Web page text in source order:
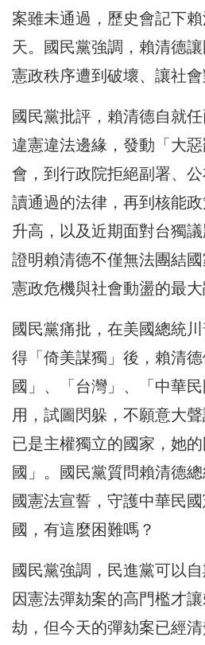
案雖未通過，歷史會記下
天。國民黨強調，賴清德
憲政秩序遭到破壞、讓社會
國民黨批評，賴清德自就
違憲違法邊緣，發動「大
會，到行政院拒絕副署、
讀通過的法律，再到核能
升高，以及近期面對台獨
證明賴清德不僅無法團結
憲政危機與社會動盪的最大
國民黨痛批，在美國總統
得「倚美謀獨」後，賴清
國」、「台灣」、「中華
用，試圖閃躲，不願意大
已是主權獨立的國家，她
國」。國民黨質問賴清德
國憲法宣誓，守護中華民
國，有這麼困難嗎？
國民黨強調，民進黨可以
因憲法彈劾案的高門檻才
劫，但今天的彈劾案已經清